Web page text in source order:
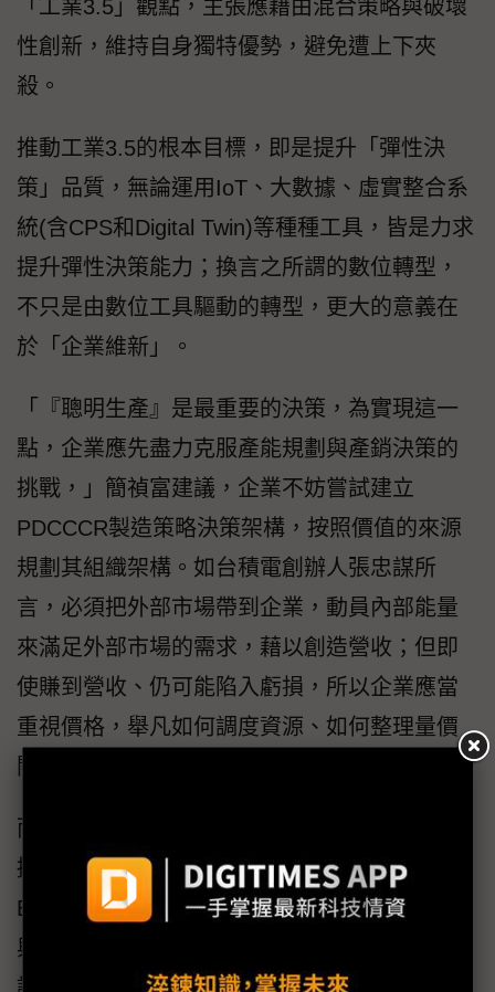
「工業3.5」觀點，主張應藉由混合策略與破壞
性創新，維持自身獨特優勢，避免遭上下夾
殺。
推動工業3.5的根本目標，即是提升「彈性決
策」品質，無論運用IoT、大數據、虛實整合系
統(含CPS和Digital Twin)等種種工具，皆是力求
提升彈性決策能力；換言之所謂的數位轉型，
不只是由數位工具驅動的轉型，更大的意義在
於「企業維新」。
「『聰明生產』是最重要的決策，為實現這一
點，企業應先盡力克服產能規劃與產銷決策的
挑戰，」簡禎富建議，企業不妨嘗試建立
PDCCCR製造策略決策架構，按照價值的來源
規劃其組織架構。如台積電創辦人張忠謀所
言，必須把外部市場帶到企業，動員內部能量
來滿足外部市場的需求，藉以創造營收；但即
使賺到營收、仍可能陷入虧損，所以企業應當
重視價格，舉凡如何調度資源、如何整理量價
關係，皆是關鍵。
而企業欲實踐工業3.5，不妨採取「容易摘的先
摘」原則，將一些原本靠工程師不斷Try &
Error、或是靠老師傅經驗判斷的題目，轉向AI
與大數據分析，形成一種只考慮「可控制覆蓋